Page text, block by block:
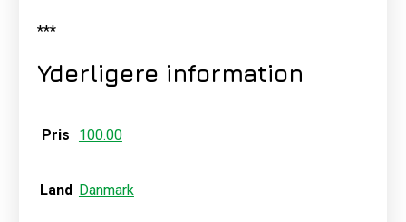
***
Yderligere information
Pris 100.00
Land Danmark